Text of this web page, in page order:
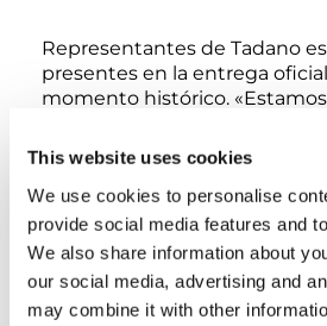
This website uses cookies
We use cookies to personalise
provide social media features and
We also share information about
our social media, advertising and
may combine it with other
Representantes de Tadano
presentes en la entrega
momento histórico.
panamericano de la eGR-
America Corporation. «Esta
dedicación de MPM a las
sostenibles y pone de relieve
demanda de soluciones de
ecológicas en todo el mundo.»